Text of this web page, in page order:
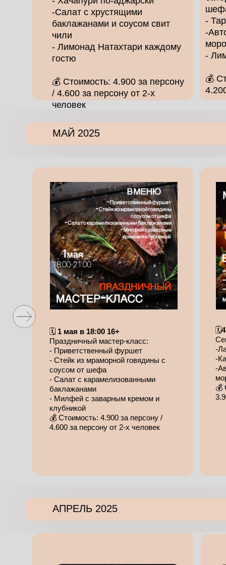
-
-
-
💰
-Салат с хрустящими
баклажанами и соусом свит
чили
- Лимонад Натахтари каждому
гостю
💰 Стоимость: 4.900 за персону
/ 4.600 за персону от 2-х
человек
МАЙ 2025
Расписание
мастер классов
🗓️
-
-
-
💰
🗓️ 1 мая в 18:00 16+
Праздничный мастер-класс:
- Приветственный фуршет
- Стейк из мраморной говядины с
соусом от шефа
- Салат с карамелизованными
баклажанами
- Милфей с заварным кремом и
клубникой
💰 Стоимость: 4.900 за персону /
4.600 за персону от 2-х человек
АПРЕЛЬ 2025